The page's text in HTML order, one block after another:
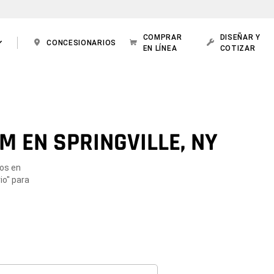
CONCESIONARIOS
COMPRAR
EN LÍNEA
DISEÑAR Y
COTIZAR
EN SPRINGVILLE, NY
en
para